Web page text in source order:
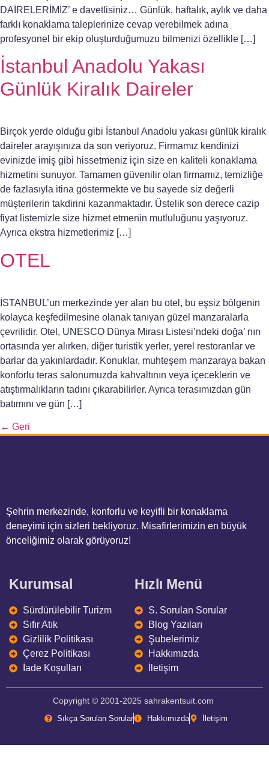
DAİRELERİMİZ’ e davetlisiniz… Günlük, haftalık, aylık ve daha
farklı konaklama taleplerinize cevap verebilmek adına
profesyonel bir ekip oluşturduğumuzu bilmenizi özellikle […]
İstanbul Anadolu Yakası
Günlük Kiralık Daireler
Birçok yerde olduğu gibi İstanbul Anadolu yakası günlük kiralık
daireler arayışınıza da son veriyoruz. Firmamız kendinizi
evinizde imiş gibi hissetmeniz için size en kaliteli konaklama
hizmetini sunuyor. Tamamen güvenilir olan firmamız, temizliğe
de fazlasıyla itina göstermekte ve bu sayede siz değerli
müşterilerin takdirini kazanmaktadır. Üstelik son derece cazip
fiyat listemizle size hizmet etmenin mutluluğunu yaşıyoruz.
Ayrıca ekstra hizmetlerimiz […]
OTEL
İSTANBUL’un merkezinde yer alan bu otel, bu eşsiz bölgenin
kolayca keşfedilmesine olanak tanıyan güzel manzaralarla
çevrilidir. Otel, UNESCO Dünya Mirası Listesi’ndeki doğa’ nın
ortasında yer alırken, diğer turistik yerler, yerel restoranlar ve
barlar da yakınlardadır. Konuklar, muhteşem manzaraya bakan
konforlu teras salonumuzda kahvaltının veya içeceklerin ve
atıştırmalıkların tadını çıkarabilirler. Ayrıca terasımızdan gün
batımını ve gün […]
← Geri
Şehrin merkezinde, konforlu ve keyifli bir konaklama
deneyimi için sizleri bekliyoruz. Misafirlerimizin en büyük
önceliğimiz olarak görüyoruz!
Kurumsal
Sürdürülebilir Turizm
Sıfır Atık
Gizlilik Politikası
Çerez Politikası
İade Koşulları
Hızlı Menü
S. Sorulan Sorular
Blog Yazıları
Şubelerimiz
Hakkımızda
İletişim
Copyright © 2001-2025 sahrakentsuit.com
Sıkça Sorulan Sorular Hakkımızda İletişim